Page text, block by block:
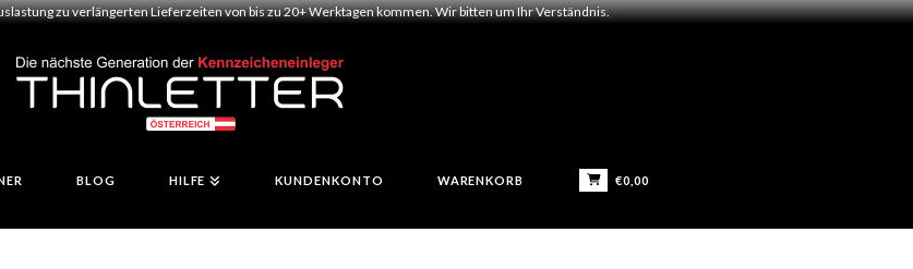
zu verlängerten Lieferzeiten von bis zu 20+ Werktagen kommen. Wir bitten um Ihr Verständnis.
BLOG HILFE KUNDENKONTO WARENKORB €0,00